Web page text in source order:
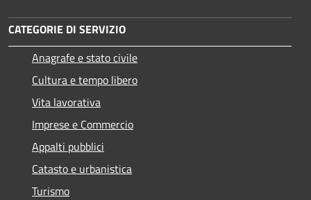
CATEGORIE DI SERVIZIO
Anagrafe e stato civile
Cultura e tempo libero
Vita lavorativa
Imprese e Commercio
Appalti pubblici
Catasto e urbanistica
Turismo